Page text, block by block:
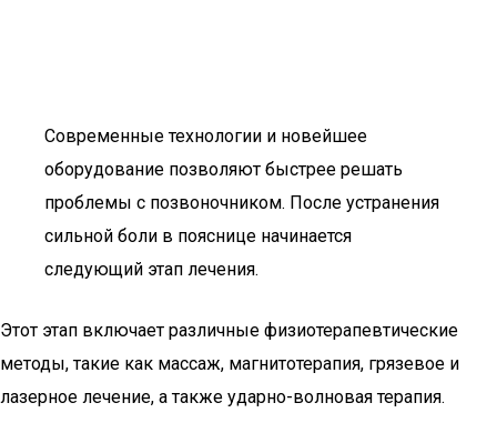
Современные технологии и новейшее
оборудование позволяют быстрее решать
проблемы с позвоночником. После устранения
сильной боли в пояснице начинается
следующий этап лечения.
Этот этап включает различные физиотерапевтические
методы, такие как массаж, магнитотерапия, грязевое и
лазерное лечение, а также ударно-волновая терапия.